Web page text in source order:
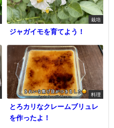
栽培
ジャガイモを育てよう！
料理
とろカリなクレームブリュレ
を作ったよ！